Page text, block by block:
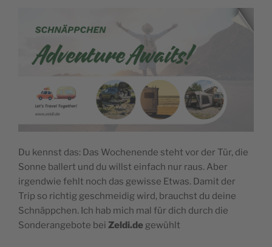
Du kennst das: Das Wochenende steht vor der Tür, die
Sonne ballert und du willst einfach nur raus. Aber
irgendwie fehlt noch das gewisse Etwas. Damit der
Trip so richtig geschmeidig wird, brauchst du deine
Schnäppchen. Ich hab mich mal für dich durch die
Sonderangebote bei Zeldi.de gewühlt